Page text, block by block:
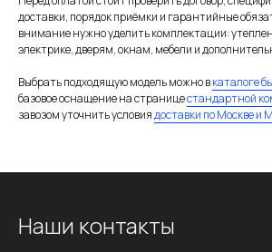
доставки, порядок приёмки и гарантийные
внимание нужно уделить комплектации:
электрике, дверям, окнам, мебели и
Выбрать подходящую модель можно вкаталоге
базовое оснащение на страницестандартной
завозом уточнить условиядоставки по Москве и
Наши контакты